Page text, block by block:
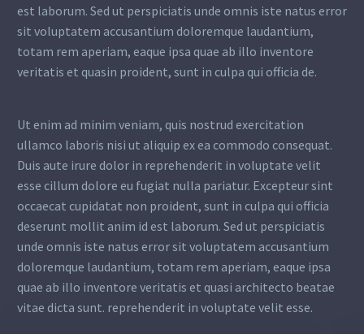
est laborum. Sed ut perspiciatis unde omnis iste natus error
sit voluptatem accusantium doloremque laudantium,
totam rem aperiam, eaque ipsa quae ab illo inventore
veritatis et quasin proident, sunt in culpa qui officia de.
Ut enim ad minim veniam, quis nostrud exercitation
ullamco laboris nisi ut aliquip ex ea commodo consequat.
Duis aute irure dolor in reprehenderit in voluptate velit
esse cillum dolore eu fugiat nulla pariatur. Excepteur sint
occaecat cupidatat non proident, sunt in culpa qui officia
deserunt mollit anim id est laborum. Sed ut perspiciatis
unde omnis iste natus error sit voluptatem accusantium
doloremque laudantium, totam rem aperiam, eaque ipsa
quae ab illo inventore veritatis et quasi architecto beatae
vitae dicta sunt. reprehenderit in voluptate velit esse.